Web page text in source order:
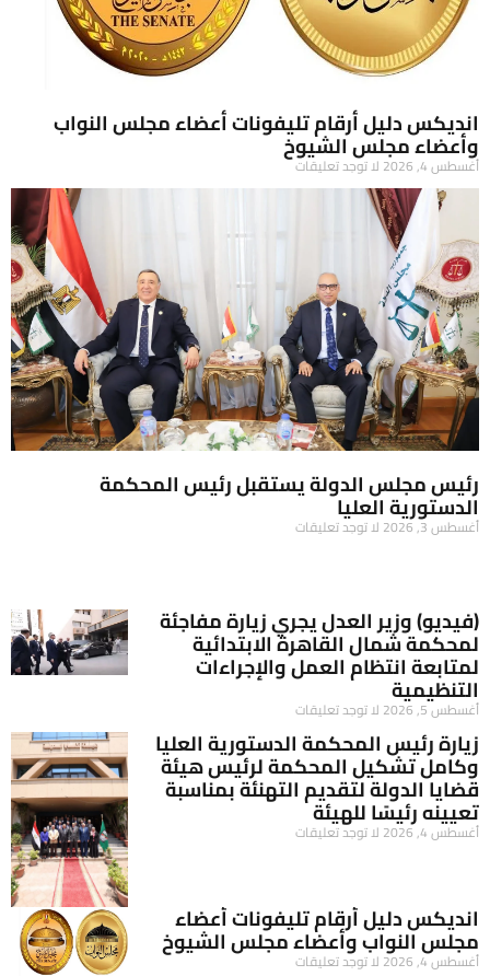
انديكس دليل أرقام تليفونات أعضاء مجلس النواب
وأعضاء مجلس الشيوخ
أغسطس 4, 2026 لا توجد تعليقات
رئيس مجلس الدولة يستقبل رئيس المحكمة
الدستورية العليا
أغسطس 3, 2026 لا توجد تعليقات
(فيديو) وزير العدل يجري زيارة مفاجئة
لمحكمة شمال القاهرة الابتدائية
لمتابعة انتظام العمل والإجراءات
التنظيمية
أغسطس 5, 2026 لا توجد تعليقات
زيارة رئيس المحكمة الدستورية العليا
وكامل تشكيل المحكمة لرئيس هيئة
قضايا الدولة لتقديم التهنئة بمناسبة
تعيينه رئيسًا للهيئة
أغسطس 4, 2026 لا توجد تعليقات
انديكس دليل أرقام تليفونات أعضاء
مجلس النواب وأعضاء مجلس الشيوخ
أغسطس 4, 2026 لا توجد تعليقات